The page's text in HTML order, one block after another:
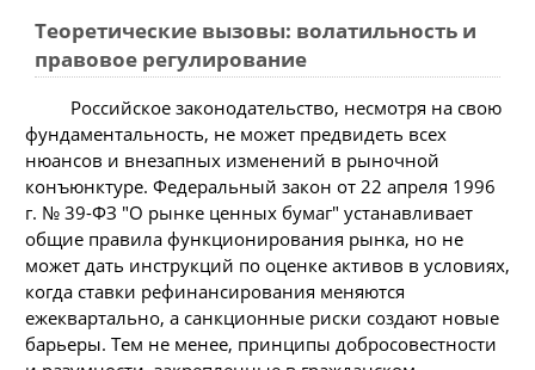
Теоретические вызовы: волатильность и
правовое регулирование
Российское законодательство, несмотря на свою
фундаментальность, не может предвидеть всех
нюансов и внезапных изменений в рыночной
конъюнктуре. Федеральный закон от 22 апреля 1996
г. № 39-ФЗ "О рынке ценных бумаг" устанавливает
общие правила функционирования рынка, но не
может дать инструкций по оценке активов в условиях,
когда ставки рефинансирования меняются
ежеквартально, а санкционные риски создают новые
барьеры. Тем не менее, принципы добросовестности